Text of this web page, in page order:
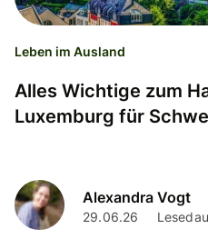
Leben im Ausland
Alles Wichtige zum
Luxemburg für
Alexandra Vogt
29.06.26